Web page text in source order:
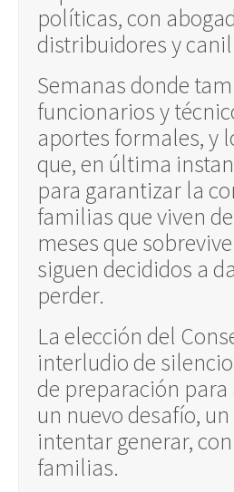
políticas, con
distribuidores y
Semanas donde
funcionarios y
aportes formales, y
que, en última
para garantizar la
familias que viven
meses que
siguen decididos a
perder.
La elección del
interludio de
de preparación
un nuevo desafío,
intentar generar,
familias.